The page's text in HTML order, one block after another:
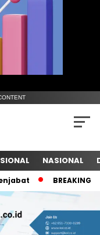
NASIONAL
BREAKING